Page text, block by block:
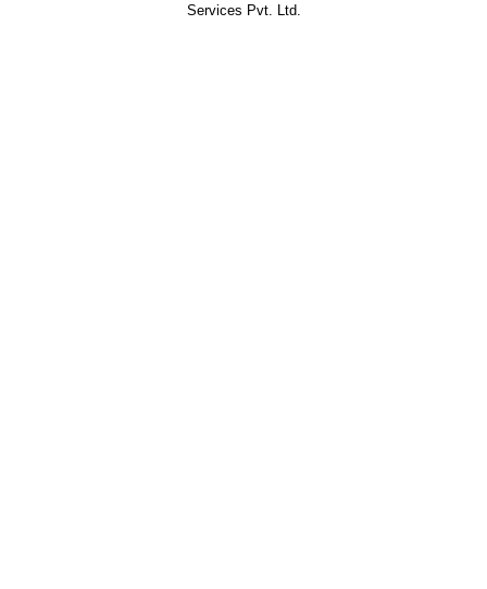
Services Pvt. Ltd.